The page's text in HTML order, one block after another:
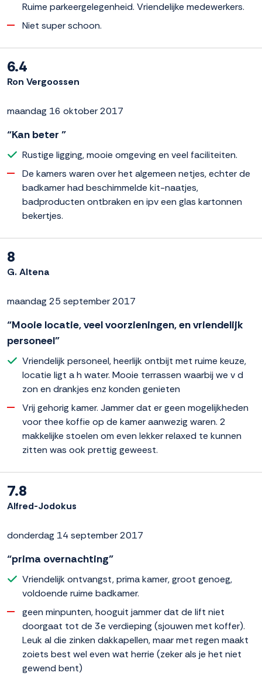
Ruime parkeergelegenheid. Vriendelijke medewerkers.
Niet super schoon.
6.4
Ron Vergoossen
maandag 16 oktober 2017
“Kan beter ”
Rustige ligging, mooie omgeving en veel faciliteiten.
De kamers waren over het algemeen netjes, echter de
badkamer had beschimmelde kit-naatjes,
badproducten ontbraken en ipv een glas kartonnen
bekertjes.
8
G. Altena
maandag 25 september 2017
“Mooie locatie, veel voorzieningen, en vriendelijk
personeel”
Vriendelijk personeel, heerlijk ontbijt met ruime keuze,
locatie ligt a h water. Mooie terrassen waarbij we v d
zon en drankjes enz konden genieten
Vrij gehorig kamer. Jammer dat er geen mogelijkheden
voor thee koffie op de kamer aanwezig waren. 2
makkelijke stoelen om even lekker relaxed te kunnen
zitten was ook prettig geweest.
7.8
Alfred-Jodokus
donderdag 14 september 2017
“prima overnachting”
Vriendelijk ontvangst, prima kamer, groot genoeg,
voldoende ruime badkamer.
geen minpunten, hooguit jammer dat de lift niet
doorgaat tot de 3e verdieping (sjouwen met koffer).
Leuk al die zinken dakkapellen, maar met regen maakt
zoiets best wel even wat herrie (zeker als je het niet
gewend bent)